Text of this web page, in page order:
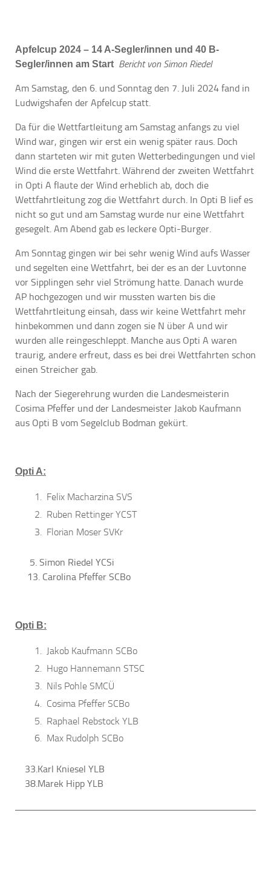
Apfelcup 2024 – 14 A-Segler/innen und 40 B-
Segler/innen am Start Bericht von Simon Riedel
Am Samstag, den 6. und Sonntag den 7. Juli 2024 fand in
Ludwigshafen der Apfelcup statt.
Da für die Wettfartleitung am Samstag anfangs zu viel
Wind war, gingen wir erst ein wenig später raus. Doch
dann starteten wir mit guten Wetterbedingungen und viel
Wind die erste Wettfahrt. Während der zweiten Wettfahrt
in Opti A flaute der Wind erheblich ab, doch die
Wettfahrtleitung zog die Wettfahrt durch. In Opti B lief es
nicht so gut und am Samstag wurde nur eine Wettfahrt
gesegelt. Am Abend gab es leckere Opti-Burger.
Am Sonntag gingen wir bei sehr wenig Wind aufs Wasser
und segelten eine Wettfahrt, bei der es an der Luvtonne
vor Sipplingen sehr viel Strömung hatte. Danach wurde
AP hochgezogen und wir mussten warten bis die
Wettfahrtleitung einsah, dass wir keine Wettfahrt mehr
hinbekommen und dann zogen sie N über A und wir
wurden alle reingeschleppt. Manche aus Opti A waren
traurig, andere erfreut, dass es bei drei Wettfahrten schon
einen Streicher gab.
Nach der Siegerehrung wurden die Landesmeisterin
Cosima Pfeffer und der Landesmeister Jakob Kaufmann
aus Opti B vom Segelclub Bodman gekürt.
Opti A:
Felix Macharzina SVS
Ruben Rettinger YCST
Florian Moser SVKr
5. Simon Riedel YCSi
13. Carolina Pfeffer SCBo
Opti B:
Jakob Kaufmann SCBo
Hugo Hannemann STSC
Nils Pohle SMCÜ
Cosima Pfeffer SCBo
Raphael Rebstock YLB
Max Rudolph SCBo
33.Karl Kniesel YLB
38.Marek Hipp YLB